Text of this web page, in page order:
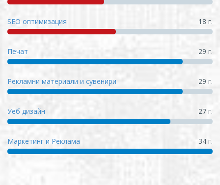
SEO оптимизация 18 г.
Печат 29 г.
Рекламни материали и сувенири 29 г.
Уеб дизайн 27 г.
Маркетинг и Реклама 34 г.